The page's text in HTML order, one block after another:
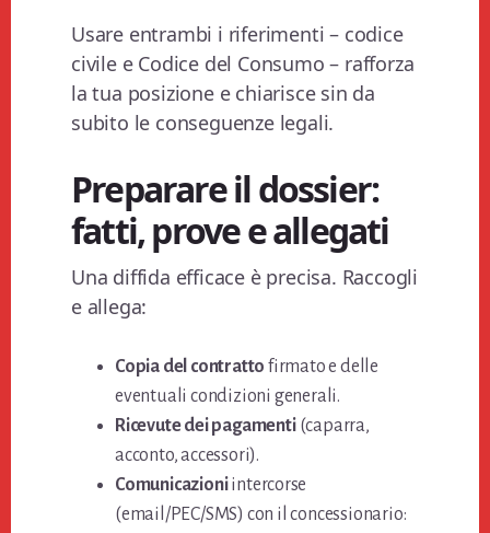
Usare entrambi i riferimenti – codice
civile e Codice del Consumo – rafforza
la tua posizione e chiarisce sin da
subito le conseguenze legali.
Preparare il dossier:
fatti, prove e allegati
Una diffida efficace è precisa. Raccogli
e allega:
Copia del contratto firmato e delle
eventuali condizioni generali.
Ricevute dei pagamenti(caparra,
acconto, accessori).
Comunicazioniintercorse
(email/PEC/SMS) con il concessionario: